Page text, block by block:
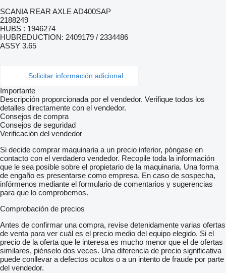
SCANIA REAR AXLE AD400SAP
2188249
HUBS : 1946274
HUBREDUCTION: 2409179 / 2334486
ASSY 3.65
Solicitar información adicional
Importante
Descripción proporcionada por el vendedor. Verifique todos los
detalles directamente con el vendedor.
Consejos de compra
Consejos de seguridad
Verificación del vendedor
Si decide comprar maquinaria a un precio inferior, póngase en
contacto con el verdadero vendedor. Recopile toda la información
que le sea posible sobre el propietario de la maquinaria. Una forma
de engaño es presentarse como empresa. En caso de sospecha,
infórmenos mediante el formulario de comentarios y sugerencias
para que lo comprobemos.
Comprobación de precios
Antes de confirmar una compra, revise detenidamente varias ofertas
de venta para ver cuál es el precio medio del equipo elegido. Si el
precio de la oferta que le interesa es mucho menor que el de ofertas
similares, piénselo dos veces. Una diferencia de precio significativa
puede conllevar a defectos ocultos o a un intento de fraude por parte
del vendedor.